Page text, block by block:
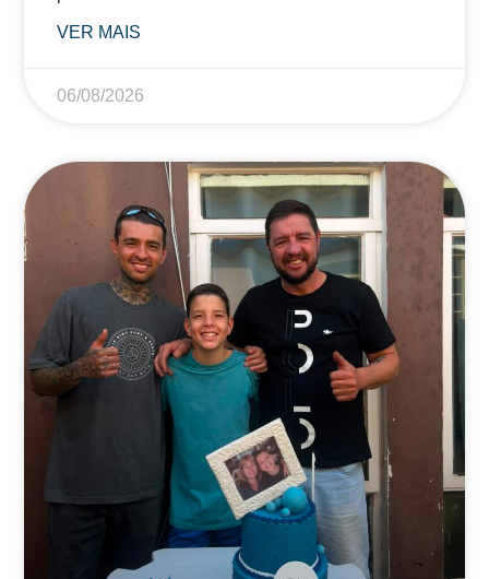
VER MAIS
06/08/2026